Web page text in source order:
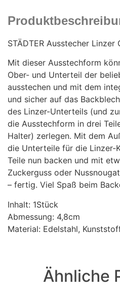
STÄDTER Ausstecher Linzer
Mit dieser Ausstechform
Ober- und Unterteil der
ausstechen und mit dem
und sicher auf das
des Linzer-Unterteils (und
die Ausstechform in drei
Halter) zerlegen. Mit dem
die Unterteile für die Linzer-
Teile nun backen und mit
Zuckerguss oder
– fertig. Viel Spaß beim
Inhalt: 1Stück
Abmessung: 4,8cm
Material: Edelstahl,
Ähnliche